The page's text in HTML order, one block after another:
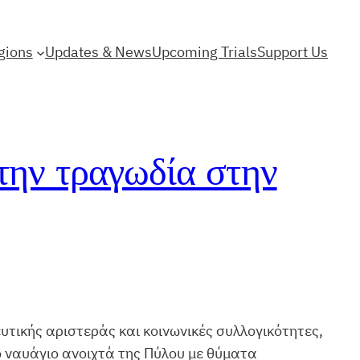
Updates & NewsUpcoming TrialsSupport Us
τραγωδία στην
αριστεράς και κοινωνικές συλλογικότητες,
ανοιχτά της Πύλου με θύματα